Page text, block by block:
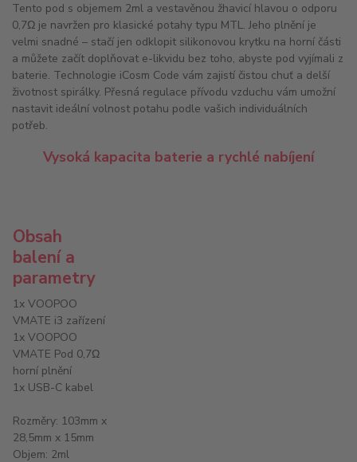
Tento pod s objemem 2ml a vestavěnou žhavicí hlavou o odporu
0,7Ω je navržen pro klasické potahy typu MTL. Jeho plnění je
velmi snadné – stačí jen odklopit silikonovou krytku na horní části
a můžete začít doplňovat e-likvidu bez toho, abyste pod vyjímali z
baterie. Technologie iCosm Code vám zajistí čistou chuť a delší
životnost spirálky. Přesná regulace přívodu vzduchu vám umožní
nastavit ideální volnost potahu podle vašich individuálních
potřeb.
Vysoká kapacita baterie a rychlé nabíjení
Obsah
balení a
parametry
1x VOOPOO
VMATE i3 zařízení
1x VOOPOO
VMATE Pod 0,7Ω
horní plnění
1x USB-C kabel
Rozměry: 103mm x
28,5mm x 15mm
Objem: 2ml